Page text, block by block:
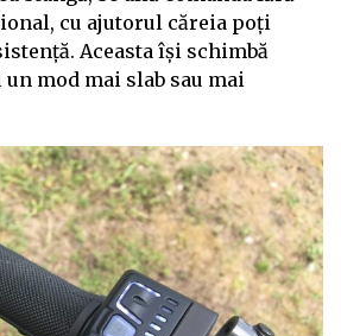
cu ajutorul căreia poți
Aceasta își schimbă
mod mai slab sau mai